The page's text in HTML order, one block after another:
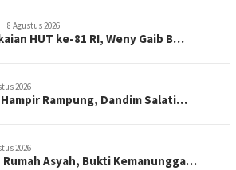
8 Agustus 2026
HUT ke-81 RI, Weny Gaib B…
2026
Hampir Rampung, Dandim Salati…
2026
Rumah Asyah, Bukti Kemanungga…